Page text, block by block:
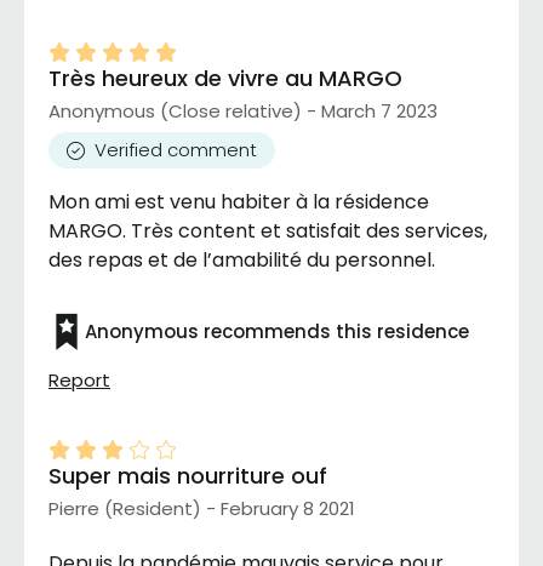
Très heureux de vivre au MARGO
Anonymous (Close relative) - March 7 2023
Verified comment
Mon ami est venu habiter à la résidence
MARGO. Très content et satisfait des services,
des repas et de l’amabilité du personnel.
Anonymous recommends this residence
Report
Super mais nourriture ouf
Pierre (Resident) - February 8 2021